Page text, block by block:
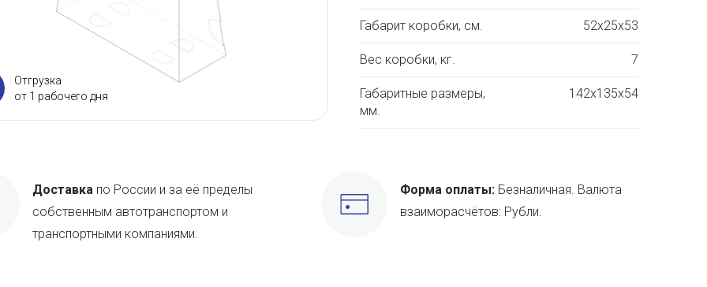
Отгрузка
от 1 рабочего дня
Габарит коробки, см. 52х25х53
Вес коробки, кг. 7
Габаритные размеры,
мм.
142х135х54
Доставка по России и за её пределы
собственным автотранспортом и
транспортными компаниями.
Форма оплаты: Безналичная. Валюта
взаиморасчётов: Рубли.